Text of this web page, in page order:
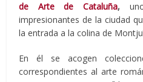
de Arte de Cataluña,
impresionantes de la ciudad
la entrada a la colina de
En él se acogen
correspondientes al arte